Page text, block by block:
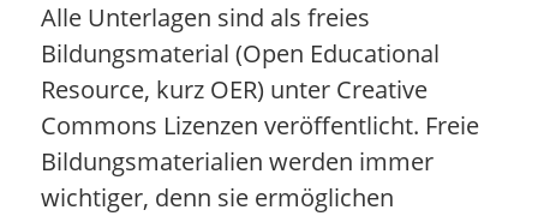
Alle Unterlagen sind als freies
Bildungsmaterial (Open Educational
Resource, kurz OER) unter Creative
Commons Lizenzen veröffentlicht. Freie
Bildungsmaterialien werden immer
wichtiger, denn sie ermöglichen